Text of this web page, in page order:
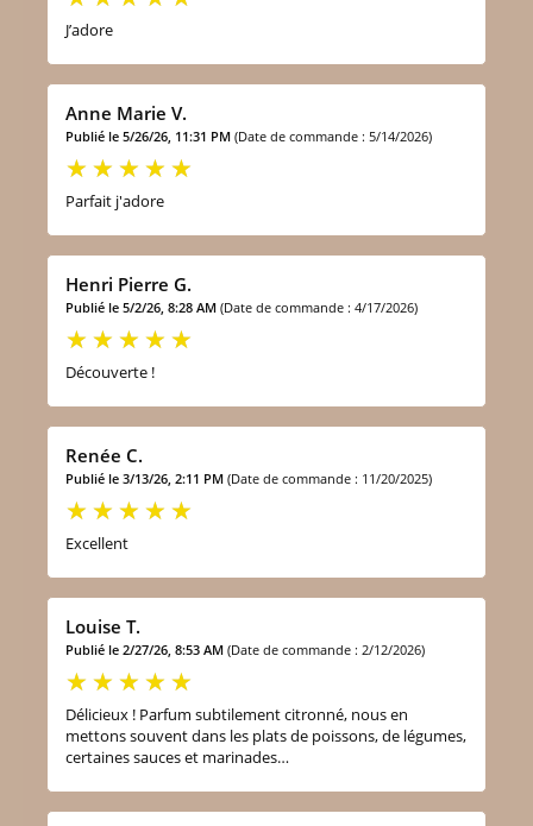
J’adore
Anne Marie V.
Publié le 5/26/26, 11:31 PM (Date de commande : 5/14/2026)
Parfait j'adore
Henri Pierre G.
Publié le 5/2/26, 8:28 AM (Date de commande : 4/17/2026)
Découverte !
Renée C.
Publié le 3/13/26, 2:11 PM (Date de commande : 11/20/2025)
Excellent
Louise T.
Publié le 2/27/26, 8:53 AM (Date de commande : 2/12/2026)
Délicieux ! Parfum subtilement citronné, nous en
mettons souvent dans les plats de poissons, de légumes,
certaines sauces et marinades…